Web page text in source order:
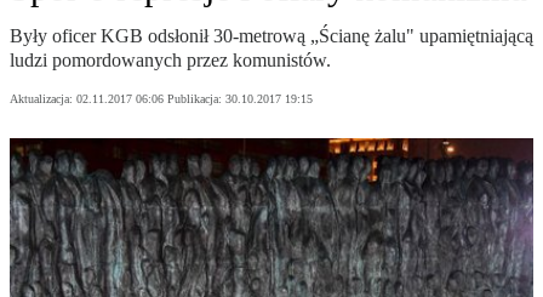
Były oficer KGB odsłonił 30-metrową „Ścianę żalu" upamiętniającą
ludzi pomordowanych przez komunistów.
Aktualizacja: 02.11.2017 06:06 Publikacja: 30.10.2017 19:15